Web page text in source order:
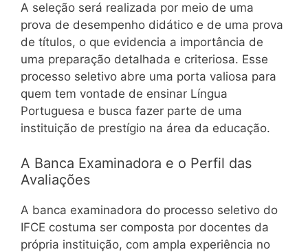
A seleção será realizada por meio de uma
prova de desempenho didático e de uma prova
de títulos, o que evidencia a importância de
uma preparação detalhada e criteriosa. Esse
processo seletivo abre uma porta valiosa para
quem tem vontade de ensinar Língua
Portuguesa e busca fazer parte de uma
instituição de prestígio na área da educação.
A Banca Examinadora e o Perfil das
Avaliações
A banca examinadora do processo seletivo do
IFCE costuma ser composta por docentes da
própria instituição, com ampla experiência no